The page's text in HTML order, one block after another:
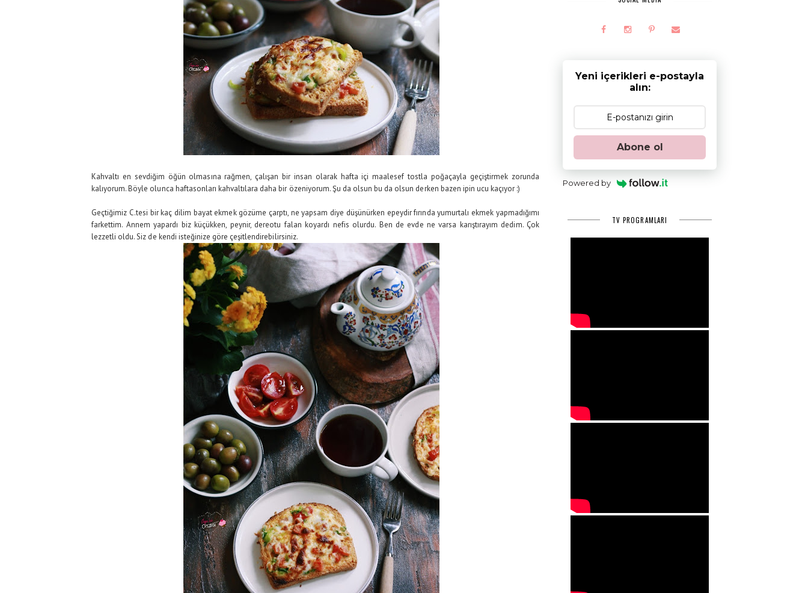
Kahvaltı en sevdiğim öğün olmasına rağmen, çalışan bir insan olarak hafta içi maalesef tostla poğaçayla geçiştirmek zorunda
kalıyorum. Böyle olunca haftasonları kahvaltılara daha bir özeniyorum. Şu da olsun bu da olsun derken bazen ipin ucu kaçıyor :)
Geçtiğimiz C.tesi bir kaç dilim bayat ekmek gözüme çarptı, ne yapsam diye düşünürken epeydir fırında yumurtalı ekmek yapmadığımı
farkettim. Annem yapardı biz küçükken, peynir, dereotu falan koyardı nefis olurdu. Ben de evde ne varsa karıştırayım dedim. Çok
lezzetli oldu. Siz de kendi isteğinize göre çeşitlendirebilirsiniz.
Yeni içerikleri e-postayla
alın:
Abone ol
Powered by
TV PROGRAMLARI